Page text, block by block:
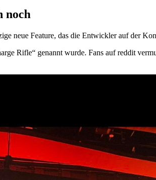
noch
neue Feature, das die Entwickler auf der
Rifle“ genannt wurde. Fans auf reddit